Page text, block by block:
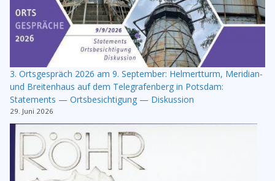
3. Ortsgespräch 2026 am 9. September: Helmertturm, Meridian-
und Breitenhaus auf dem Telegrafenberg in Potsdam:
Statements — Ortsbesichtigung — Diskussion
29. Juni 2026